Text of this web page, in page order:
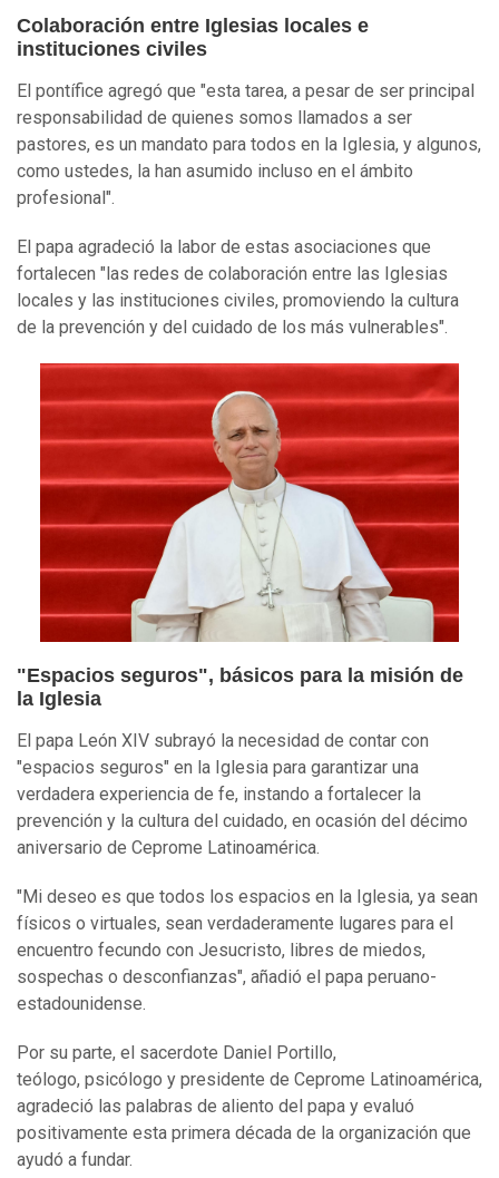
Colaboración entre Iglesias locales e
instituciones civiles
El pontífice agregó que "esta tarea, a pesar de ser principal
responsabilidad de quienes somos llamados a ser
pastores, es un mandato para todos en la Iglesia, y algunos,
como ustedes, la han asumido incluso en el ámbito
profesional".
El papa agradeció la labor de estas asociaciones que
fortalecen "las redes de colaboración entre las Iglesias
locales y las instituciones civiles, promoviendo la cultura
de la prevención y del cuidado de los más vulnerables".
"Espacios seguros", básicos para la misión de
la Iglesia
El papa León XIV subrayó la necesidad de contar con
"espacios seguros" en la Iglesia para garantizar una
verdadera experiencia de fe, instando a fortalecer la
prevención y la cultura del cuidado, en ocasión del décimo
aniversario de Ceprome Latinoamérica.
"Mi deseo es que todos los espacios en la Iglesia, ya sean
físicos o virtuales, sean verdaderamente lugares para el
encuentro fecundo con Jesucristo, libres de miedos,
sospechas o desconfianzas", añadió el papa peruano-
estadounidense.
Por su parte, el sacerdote Daniel Portillo,
teólogo, psicólogo y presidente de Ceprome Latinoamérica,
agradeció las palabras de aliento del papa y evaluó
positivamente esta primera década de la organización que
ayudó a fundar.